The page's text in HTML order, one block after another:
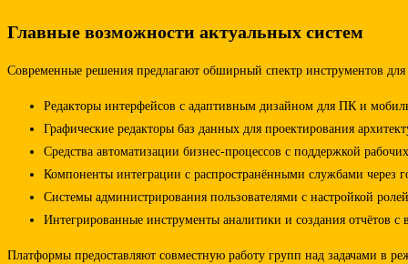
Главные возможности актуальных систем
Современные решения предлагают обширный спектр инструментов
Редакторы интерфейсов с адаптивным дизайном для ПК и
Графические редакторы баз данных для проектирования
Средства автоматизации бизнес-процессов с поддержкой
Компоненты интеграции с распространёнными службами через
Системы администрирования пользователями с настройкой
Интегрированные инструменты аналитики и создания отчётов с
Платформы предоставляют совместную работу групп над задачами в